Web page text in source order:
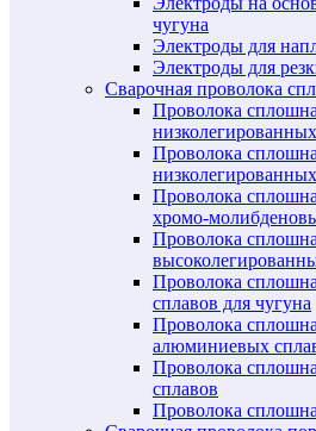
чугуна
Электроды для
Электроды для
Сварочная проволока
Проволока
Проволока
Проволока
хромо-
Проволока
Проволока
сплавов для чугуна
Проволока
алюминиевых
Проволока
сплавов
Проволока